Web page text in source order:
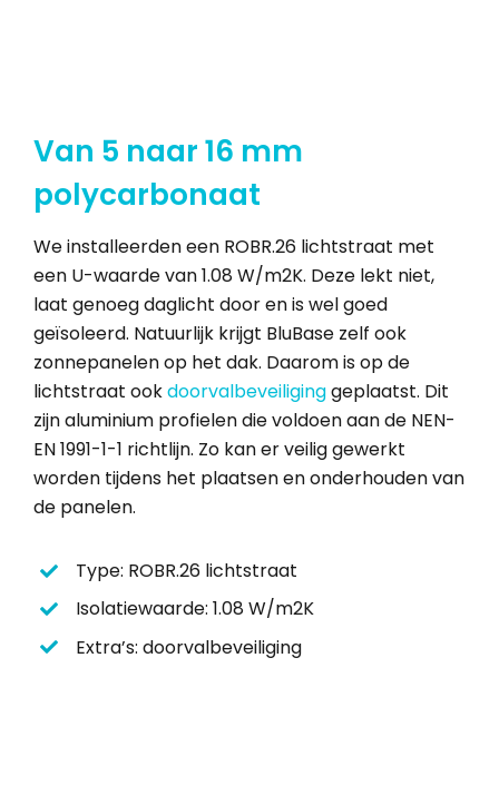
Van 5 naar 16 mm
polycarbonaat
We installeerden een ROBR.26 lichtstraat met
een U-waarde van 1.08 W/m2K. Deze lekt niet,
laat genoeg daglicht door en is wel goed
geïsoleerd. Natuurlijk krijgt BluBase zelf ook
zonnepanelen op het dak. Daarom is op de
lichtstraat ookdoorvalbeveiliginggeplaatst. Dit
zijn aluminium profielen die voldoen aan de NEN-
EN 1991-1-1 richtlijn. Zo kan er veilig gewerkt
worden tijdens het plaatsen en onderhouden van
de panelen.
Type: ROBR.26 lichtstraat
Isolatiewaarde: 1.08 W/m2K
Extra’s: doorvalbeveiliging